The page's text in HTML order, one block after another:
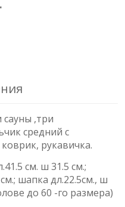
сауны ,три
средний с
рукавичка.
см. ш 31.5 см.;
шапка дл.22.5см., ш
до 60 -го размера)